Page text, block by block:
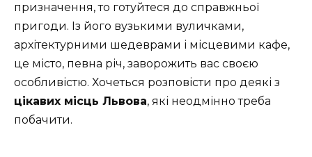
призначення, то готуйтеся до справжньої
пригоди. Із його вузькими вуличками,
архітектурними шедеврами і місцевими кафе,
це місто, певна річ, заворожить вас своєю
особливістю. Хочеться розповісти про деякі з
цікавих місць Львова, які неодмінно треба
побачити.